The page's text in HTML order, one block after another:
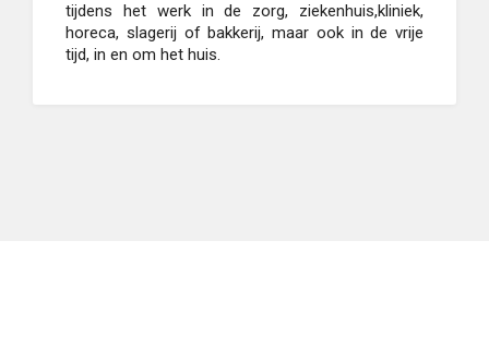
tijdens het werk in de zorg, ziekenhuis,kliniek,
horeca, slagerij of bakkerij, maar ook in de vrije
tijd, in en om het huis.